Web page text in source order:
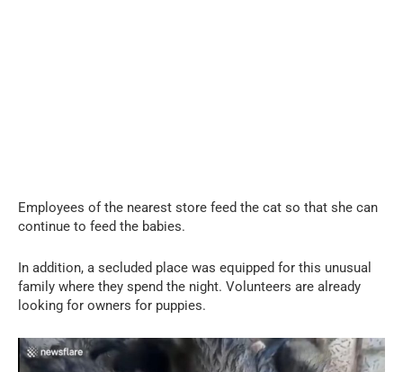
Employees of the nearest store feed the cat so that she can
continue to feed the babies.
In addition, a secluded place was equipped for this unusual
family where they spend the night. Volunteers are already
looking for owners for puppies.